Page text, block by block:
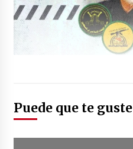
Puede que te guste